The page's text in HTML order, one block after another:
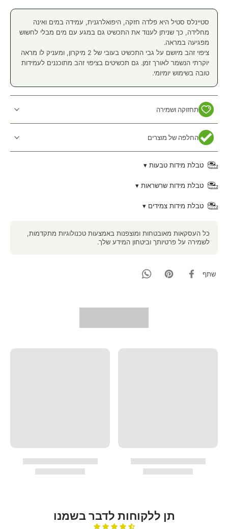
סטיינלס סטיל היא פלדה חזקה, היפואלרגנית, עמידה במים ואינה
מחלידה, כך שניתן לענוד את התכשיט גם במגע עם מים מבלי לחשוש
מפגיעה במראה.
ציפוי זהב מיושם על גבי התכשיט בעובי של 2 מיקרון, ומעניק לו מראה
יוקרתי הנשמר לאורך זמן. גם תכשיטים בציפוי זהב מתוכננים לעמידות
טובה בשימוש יומיומי.
תחזוקה ושמירה
החלפה של מוצרים
טבלת מידות טבעות ▾
טבלת מידות שרשראות ▾
טבלת מידות צמידים ▾
כל העסקאות מאובטחות ומוצפנות באמצעות טכנולוגיות מתקדמות,
לשמירה על פרטיותך וביטחון המידע שלך.
שתף
תן ללקוחות לדבר בשמנו